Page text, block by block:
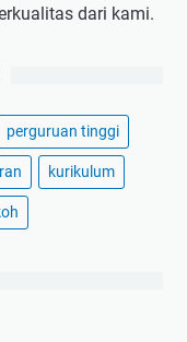
dari kami.
perguruan tinggi
kurikulum